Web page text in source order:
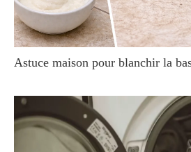
Astuce maison pour blanchir la